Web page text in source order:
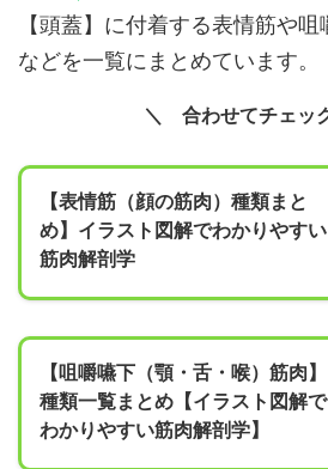
【頭蓋】に付着する表情筋や
などを一覧にまとめています。
合わせてチェッ
【表情筋（顔の筋肉）種類まと
め】イラスト図解でわかりやすい
筋肉解剖学
【咀嚼嚥下（顎・舌・喉）筋肉】
種類一覧まとめ【イラスト図解で
わかりやすい筋肉解剖学】